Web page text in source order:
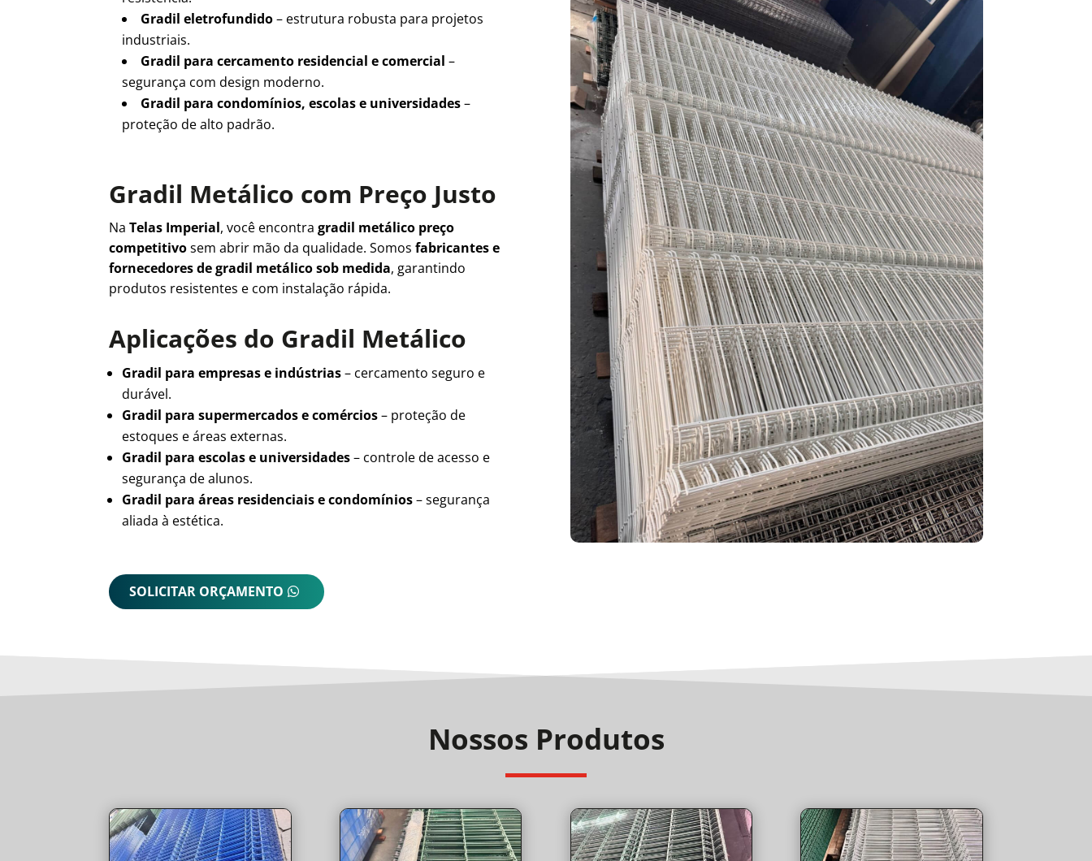
Gradil eletrofundido– estrutura robusta para projetos
industriais.
Gradil para cercamento residencial e comercial –
segurança com design moderno.
Gradil para condomínios, escolas e universidades–
proteção de alto padrão.
Gradil Metálico com Preço Justo
NaTelas Imperial, você encontragradil metálico preço
competitivosem abrir mão da qualidade. Somosfabricantes e
fornecedores de gradil metálico sob medida, garantindo
produtos resistentes e com instalação rápida.
Aplicações do Gradil Metálico
Gradil para empresas e indústrias– cercamento seguro e
durável.
Gradil para supermercados e comércios– proteção de
estoques e áreas externas.
Gradil para escolas e universidades– controle de acesso e
segurança de alunos.
Gradil para áreas residenciais e condomínios– segurança
aliada à estética.
SOLICITAR ORÇAMENTO
Nossos Produtos